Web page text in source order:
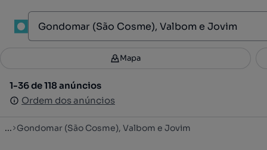
Filtros 2
1-36 de 118 anúncios
Ordem dos anúncios
Mapa
1-36 de 118 anúncios
Ordem dos anúncios
... Gondomar (São Cosme), Valbom e Jovim